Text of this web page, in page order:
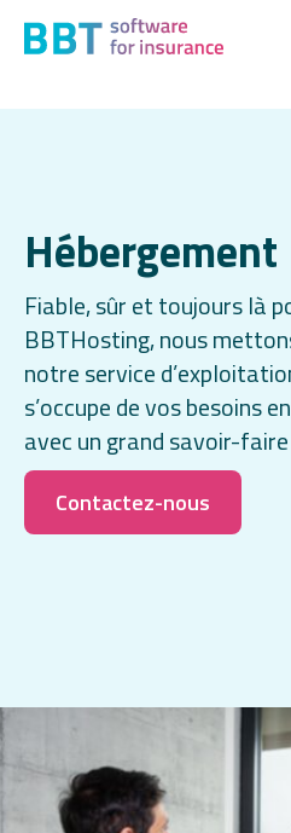
Hébergement
Fiable, sûr et toujours là
BBTHosting, nous
notre service
s’occupe de vos besoins
avec un grand savoir-
Contactez-nous